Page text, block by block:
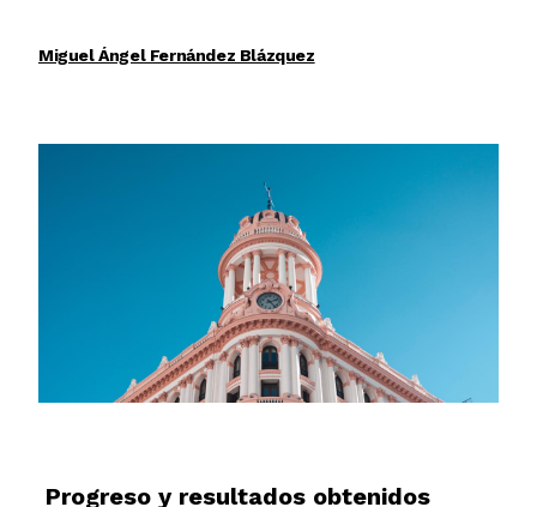
Miguel Ángel Fernández Blázquez
Progreso y resultados obtenidos